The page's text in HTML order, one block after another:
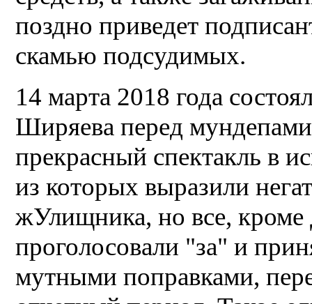
поздно приведет
скамью подсудимых.
14 марта 2018 года
Ширяева перед
прекрасный спектакль в
из которых выразили
жУлищника, но все,
проголосовали "за" и
мутными поправками,